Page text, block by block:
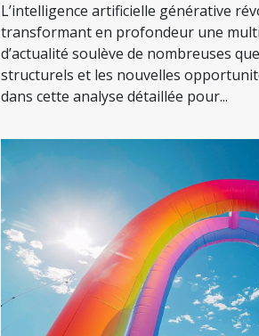
L’intelligence artificielle générative
transformant en profondeur une
d’actualité soulève de nombreuses
structurels et les nouvelles
dans cette analyse détaillée pour...